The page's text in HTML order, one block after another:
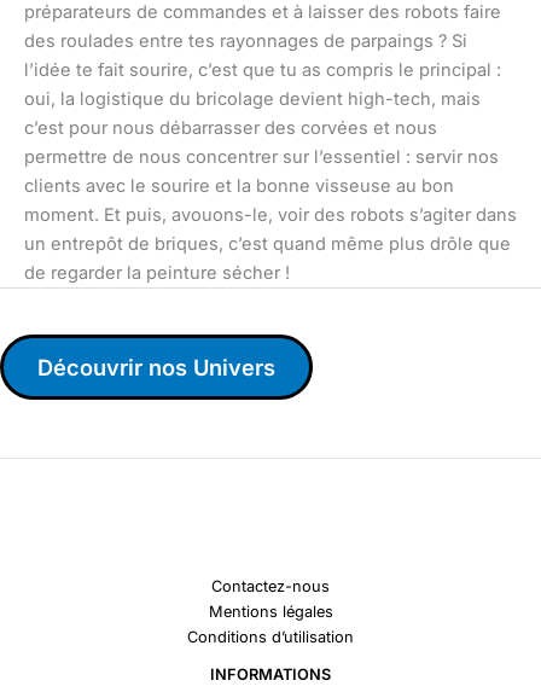
préparateurs de commandes et à laisser des robots faire
des roulades entre tes rayonnages de parpaings ? Si
l’idée te fait sourire, c’est que tu as compris le principal :
oui, la logistique du bricolage devient high-tech, mais
c’est pour nous débarrasser des corvées et nous
permettre de nous concentrer sur l’essentiel : servir nos
clients avec le sourire et la bonne visseuse au bon
moment. Et puis, avouons-le, voir des robots s’agiter dans
un entrepôt de briques, c’est quand même plus drôle que
de regarder la peinture sécher !
Découvrir nos Univers
Contactez-nous
Mentions légales
Conditions d’utilisation
INFORMATIONS